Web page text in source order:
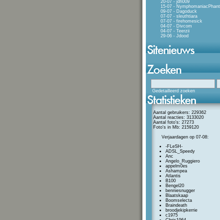
20-07 - jdh009
15-07 -
09-07 - Dagoduck
07-07 - sleuthtiara
07-07 - firehomesick
04-07 - Divcom
04-07 - Teerzii
29-06 - Jdood
Gedetailleerd zoeken
Aantal gebruikers: 229362
Aantal reacties: 3133020
Aantal foto's: 27273
Foto's in Mb: 2159120
Verjaardagen op 07-08:
-FLeSH-
ADSL_Speedy
Anc
Angelo_Ruggiero
appelm0es
Ashampea
Atlantis
B100
Bengel20
benniesnugger
Blaatskaap
Boomselecta
Braindeath
broodjekipkerrie
c1975